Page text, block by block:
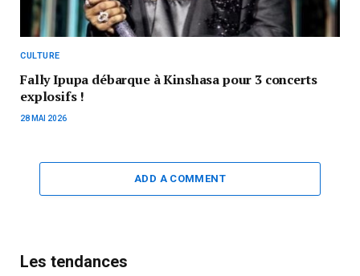
CULTURE
Fally Ipupa débarque à Kinshasa pour 3 concerts
explosifs !
28 MAI 2026
ADD A COMMENT
Les tendances